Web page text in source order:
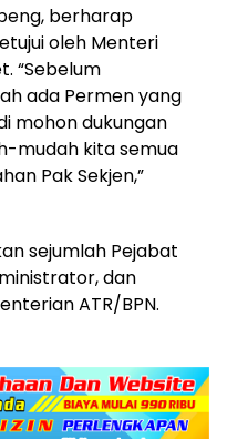
berharap
oleh Menteri
“Sebelum
ada Permen yang
mohon dukungan
mudah kita semua
Pak Sekjen,”
sejumlah Pejabat
dan
ATR/BPN.